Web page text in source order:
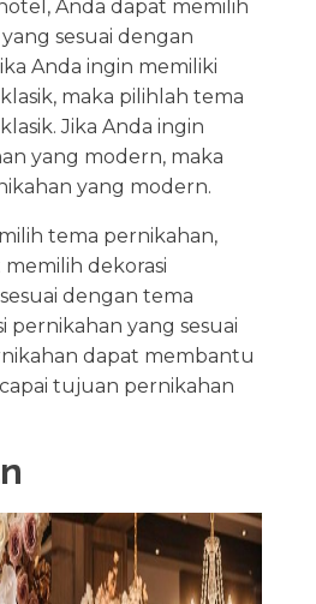
Anda dapat memilih
sesuai dengan
Anda ingin memiliki
maka pilihlah tema
Jika Anda ingin
yang modern, maka
yang modern.
tema pernikahan,
dekorasi
dengan tema
pernikahan yang sesuai
dapat membantu
tujuan pernikahan